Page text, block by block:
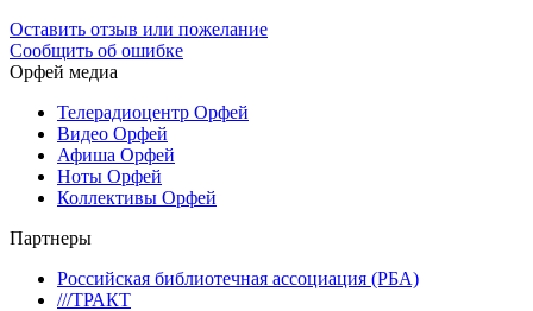
Оставить отзыв или пожелание
Сообщить об ошибке
Орфей медиа
Телерадиоцентр Орфей
Видео Орфей
Афиша Орфей
Ноты Орфей
Коллективы Орфей
Партнеры
Российская библиотечная ассоциация (РБА)
///ТРАКТ